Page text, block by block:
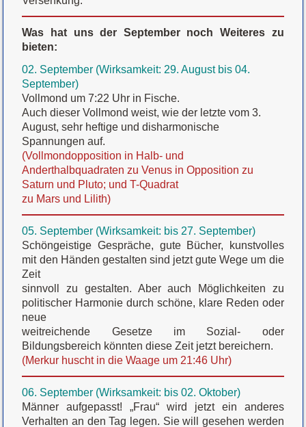
Was hat uns der September noch Weiteres zu
bieten:
02. September (Wirksamkeit: 29. August bis 04.
September)
Vollmond um 7:22 Uhr in Fische.
Auch dieser Vollmond weist, wie der letzte vom 3.
August, sehr heftige und disharmonische
Spannungen auf.
(Vollmondopposition in Halb- und
Anderthalbquadraten zu Venus in Opposition zu
Saturn und Pluto; und T-Quadrat
zu Mars und Lilith)
05. September (Wirksamkeit: bis 27. September)
Schöngeistige Gespräche, gute Bücher, kunstvolles
mit den Händen gestalten sind jetzt gute Wege um die
Zeit
sinnvoll zu gestalten. Aber auch Möglichkeiten zu
politischer Harmonie durch schöne, klare Reden oder
neue
weitreichende Gesetze im Sozial- oder
Bildungsbereich könnten diese Zeit jetzt bereichern.
(Merkur huscht in die Waage um 21:46 Uhr)
06. September (Wirksamkeit: bis 02. Oktober)
Männer aufgepasst! „Frau“ wird jetzt ein anderes
Verhalten an den Tag legen. Sie will gesehen werden